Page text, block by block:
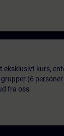
kurs,
(6
fra oss.